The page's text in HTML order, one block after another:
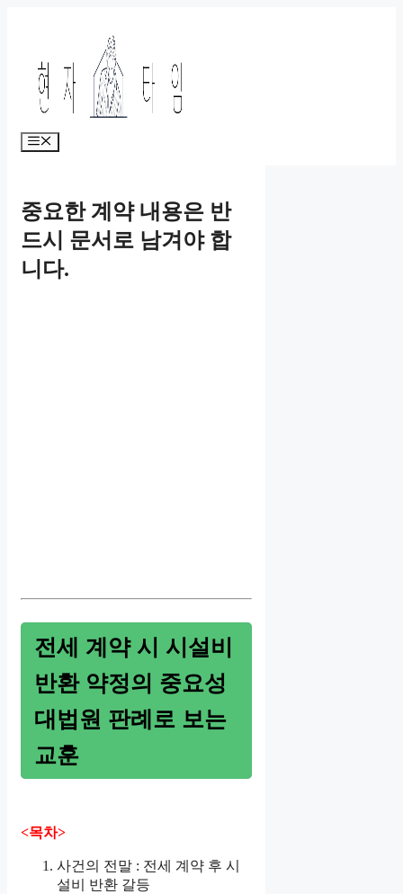
Menu
중요한 계약 내용은 반
드시 문서로 남겨야 합
니다.
전세 계약 시 시설비
반환 약정의 중요성
대법원 판례로 보는
교훈
<목차>
사건의 전말 : 전세 계약 후 시
설비 반환 갈등